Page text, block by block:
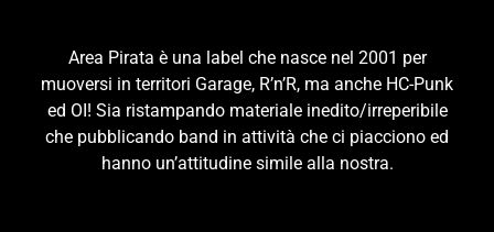
Area Pirata è una label che nasce nel 2001 per
muoversi in territori Garage, R’n’R, ma anche HC-Punk
ed OI! Sia ristampando materiale inedito/irreperibile
che pubblicando band in attività che ci piacciono ed
hanno un’attitudine simile alla nostra.